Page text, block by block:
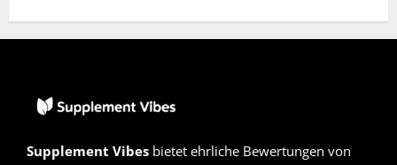
Erfahrungen
Supplement Vibes bietet ehrliche Bewertungen von